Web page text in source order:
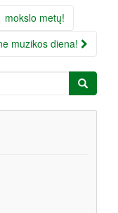
mokslo metų!
muzikos diena!